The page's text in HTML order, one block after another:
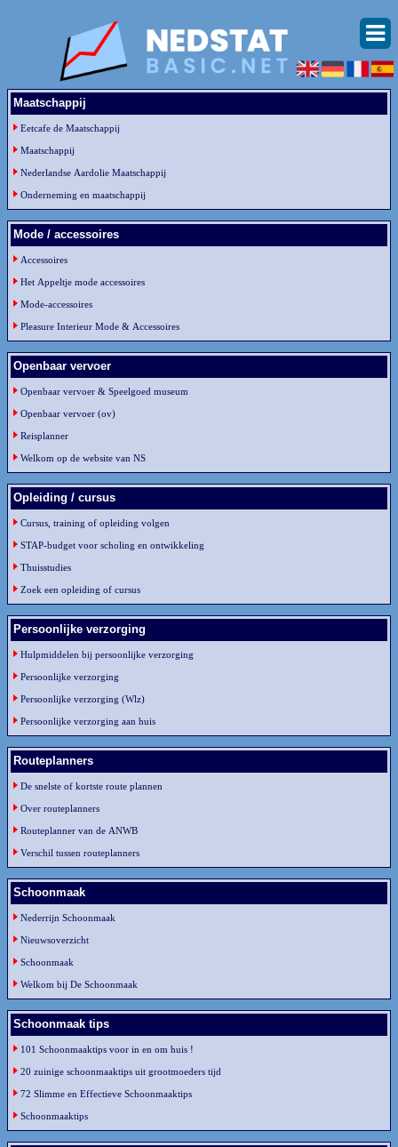
Maatschappij
Eetcafe de Maatschappij
Maatschappij
Nederlandse Aardolie Maatschappij
Onderneming en maatschappij
Mode / accessoires
Accessoires
Het Appeltje mode accessoires
Mode-accessoires
Pleasure Interieur Mode & Accessoires
Openbaar vervoer
Openbaar vervoer & Speelgoed museum
Openbaar vervoer (ov)
Reisplanner
Welkom op de website van NS
Opleiding / cursus
Cursus, training of opleiding volgen
STAP-budget voor scholing en ontwikkeling
Thuisstudies
Zoek een opleiding of cursus
Persoonlijke verzorging
Hulpmiddelen bij persoonlijke verzorging
Persoonlijke verzorging
Persoonlijke verzorging (Wlz)
Persoonlijke verzorging aan huis
Routeplanners
De snelste of kortste route plannen
Over routeplanners
Routeplanner van de ANWB
Verschil tussen routeplanners
Schoonmaak
Nederrijn Schoonmaak
Nieuwsoverzicht
Schoonmaak
Welkom bij De Schoonmaak
Schoonmaak tips
101 Schoonmaaktips voor in en om huis !
20 zuinige schoonmaaktips uit grootmoeders tijd
72 Slimme en Effectieve Schoonmaaktips
Schoonmaaktips